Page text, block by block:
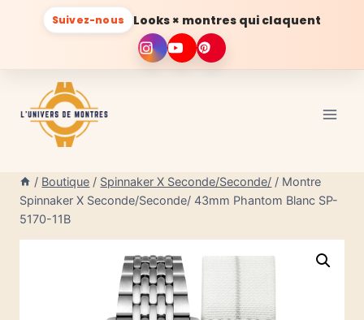
Suivez-nous Looks × montres qui claquent
contenu
/ Boutique / Spinnaker X Seconde/Seconde/ / Montre
Spinnaker X Seconde/Seconde/ 43mm Phantom Blanc SP-
5170-11B